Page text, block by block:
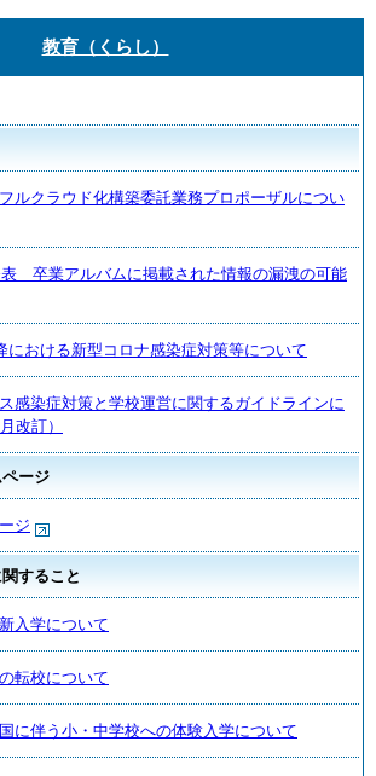
教育（くらし）
ルクラウド化構築委託業務プロポーザルについ
卒業アルバムに掲載された情報の漏洩の可能
における新型コロナ感染症対策等について
感染症対策と学校運営に関するガイドラインに
改訂）
ージ
ジ
すること
入学について
転校について
に伴う小・中学校への体験入学について